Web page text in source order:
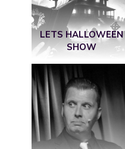
LETS HALLOWEEN
SHOW